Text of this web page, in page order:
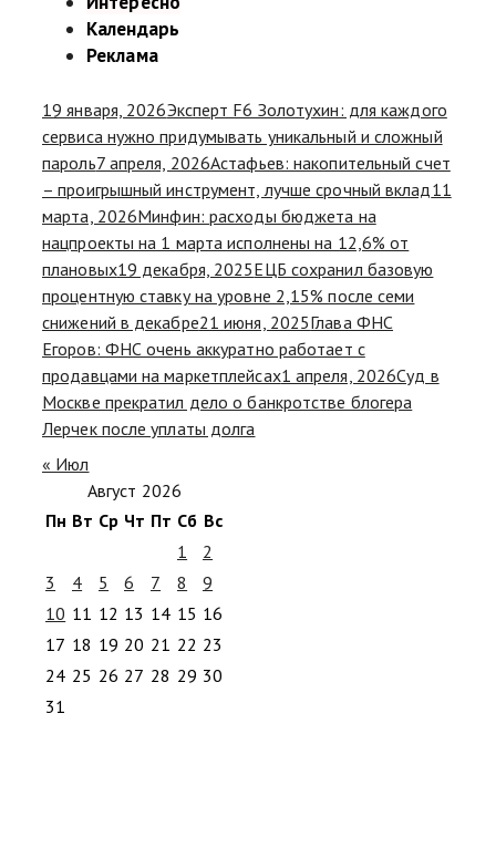
Календарь
Реклама
19 января, 2026Эксперт F6 Золотухин: для каждого
сервиса нужно придумывать уникальный и сложный
пароль7 апреля, 2026Астафьев: накопительный счет
– проигрышный инструмент, лучше срочный вклад11
марта, 2026Минфин: расходы бюджета на
нацпроекты на 1 марта исполнены на 12,6% от
плановых19 декабря, 2025ЕЦБ сохранил базовую
процентную ставку на уровне 2,15% после семи
снижений в декабре21 июня, 2025Глава ФНС
Егоров: ФНС очень аккуратно работает с
продавцами на маркетплейсах1 апреля, 2026Суд в
Москве прекратил дело о банкротстве блогера
Лерчек после уплаты долга
« Июл
Август 2026
Пн Вт Ср Чт Пт Сб Вс
1
2
3
4 5 6 7 8
9
10 11 12 13 14 15 16
17 18 19 20 21 22 23
24 25 26 27 28 29 30
31